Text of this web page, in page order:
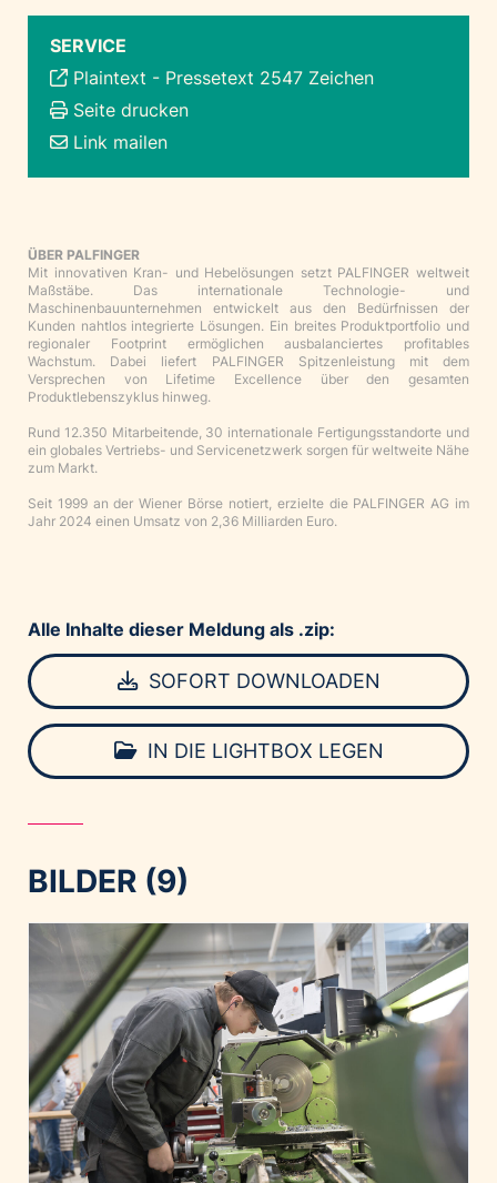
SERVICE
Plaintext - Pressetext 2547 Zeichen
Seite drucken
Link mailen
ÜBER PALFINGER
Mit innovativen Kran- und Hebelösungen setzt PALFINGER weltweit
Maßstäbe. Das internationale Technologie- und
Maschinenbauunternehmen entwickelt aus den Bedürfnissen der
Kunden nahtlos integrierte Lösungen. Ein breites Produktportfolio und
regionaler Footprint ermöglichen ausbalanciertes profitables
Wachstum. Dabei liefert PALFINGER Spitzenleistung mit dem
Versprechen von Lifetime Excellence über den gesamten
Produktlebenszyklus hinweg.
Rund 12.350 Mitarbeitende, 30 internationale Fertigungsstandorte und
ein globales Vertriebs- und Servicenetzwerk sorgen für weltweite Nähe
zum Markt.
Seit 1999 an der Wiener Börse notiert, erzielte die PALFINGER AG im
Jahr 2024 einen Umsatz von 2,36 Milliarden Euro.
Alle Inhalte dieser Meldung als .zip:
SOFORT DOWNLOADEN
IN DIE LIGHTBOX LEGEN
BILDER (9)